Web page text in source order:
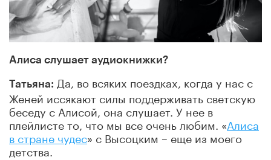
Алиса слушает аудиокнижки?
Татьяна: Да, во всяких поездках, когда у нас с
Женей иссякают силы поддерживать светскую
беседу с Алисой, она слушает. У нее в
плейлисте то, что мы все очень любим. «Алиса
в стране чудес» с Высоцким – еще из моего
детства.